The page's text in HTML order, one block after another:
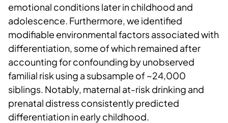
emotional conditions later in childhood and
adolescence. Furthermore, we identified
modifiable environmental factors associated with
differentiation, some of which remained after
accounting for confounding by unobserved
familial risk using a subsample of ~24,000
siblings. Notably, maternal at-risk drinking and
prenatal distress consistently predicted
differentiation in early childhood.